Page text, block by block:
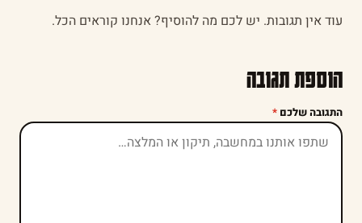
עוד אין תגובות. יש לכם מה להוסיף? אנחנו קוראים הכל.
הוספת תגובה
התגובה שלכם *